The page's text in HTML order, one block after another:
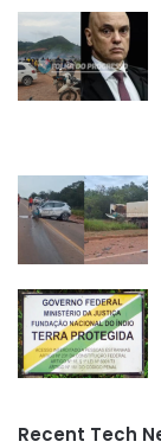
Recent Tech